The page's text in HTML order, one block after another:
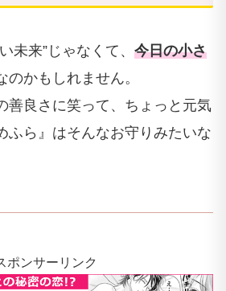
未来”じゃなくて、 今日の小さ
のかもしれません。
善良さに笑って、ちょっと元気
ら』はそんなお守りみたいな
ポンサーリンク